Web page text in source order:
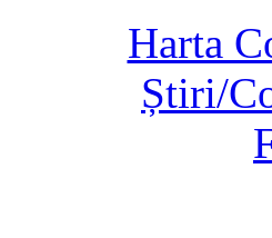
Harta
Știri/